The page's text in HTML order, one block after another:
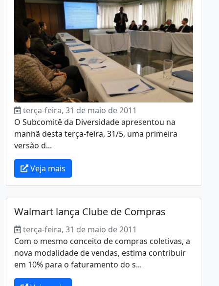
terça-feira, 31 de maio de 2011
O Subcomitê da Diversidade apresentou na
manhã desta terça-feira, 31/5, uma primeira
versão d...
Veja mais
Walmart lança Clube de Compras
terça-feira, 31 de maio de 2011
Com o mesmo conceito de compras coletivas, a
nova modalidade de vendas, estima contribuir
em 10% para o faturamento do s...